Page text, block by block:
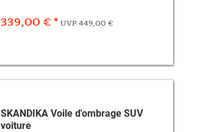
339,00 € * UVP 449,00 €
SKANDIKA Voile d'ombrage SUV
voiture